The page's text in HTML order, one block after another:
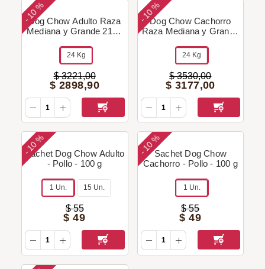
-
10 %
Dog Chow Adulto Raza
Mediana y Grande 21+3
24 Kg
$ 3221,00
$ 2898,90
-
10 %
Dog Chow Cachorro
Raza Mediana y Grande
24 Kg
$ 3530,00
$ 3177,00
-
10 %
Sachet Dog Chow Adulto
- Pollo - 100 g
1 Un. 15 Un.
$ 55
$ 49
-
10 %
Sachet Dog Chow
Cachorro - Pollo - 100 g
1 Un.
$ 55
$ 49